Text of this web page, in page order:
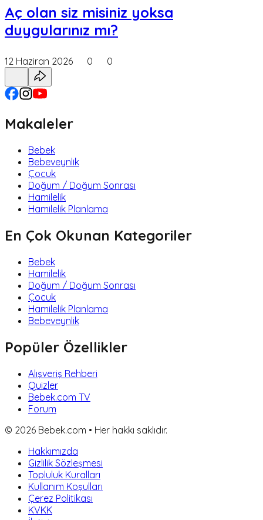
Aç olan siz misiniz yoksa
duygularınız mı?
12 Haziran 2026 0 0
Makaleler
Bebek
Bebeveynlik
Çocuk
Doğum / Doğum Sonrası
Hamilelik
Hamilelik Planlama
En Çok Okunan Kategoriler
Bebek
Hamilelik
Doğum / Doğum Sonrası
Çocuk
Hamilelik Planlama
Bebeveynlik
Popüler Özellikler
Alışveriş Rehberi
Quizler
Bebek.com TV
Forum
© 2026 Bebek.com • Her hakkı saklıdır.
Hakkımızda
Gizlilik Sözleşmesi
Topluluk Kuralları
Kullanım Koşulları
Çerez Politikası
KVKK